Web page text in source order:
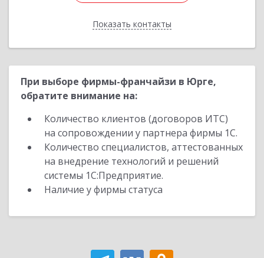
Показать контакты
Назад
При выборе фирмы-франчайзи в Юрге,
обратите внимание на:
Количество клиентов (договоров ИТС)
на сопровождении у партнера фирмы 1С.
Количество специалистов, аттестованных
на внедрение технологий и решений
системы 1С:Предприятие.
Наличие у фирмы статуса